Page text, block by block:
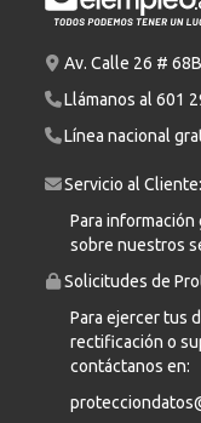
Av. Calle 26 #
Llámanos al 601
Línea nacional
Servicio al Cliente:
Para
sobre nuestros
Solicitudes de
Para ejercer tus
rectificación o
contáctanos en: